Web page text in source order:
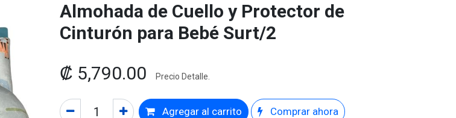
Almohada de Cuello y Protector de
Cinturón para Bebé Surt/2
₡ 5,790.00 Precio Detalle.
Agregar al carrito Comprar ahora